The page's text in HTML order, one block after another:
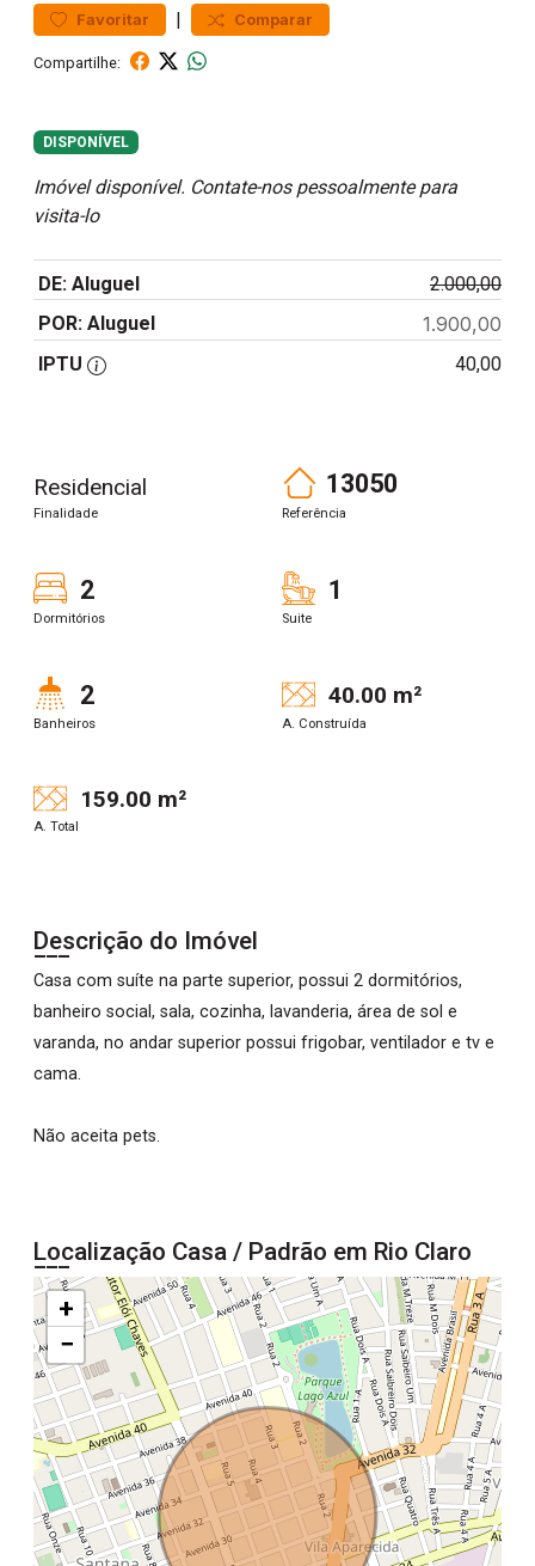
Favoritar | Comparar
Compartilhe:
DISPONÍVEL
Imóvel disponível. Contate-nos pessoalmente para
visita-lo
DE: Aluguel
2.000,00
POR: Aluguel
1.900,00
IPTU 40,00
Residencial
Finalidade
13050
Referência
2
Dormitórios
1
Suite
2
Banheiros
40.00 m²
A. Construída
159.00 m²
A. Total
Descrição do Imóvel
Casa com suíte na parte superior, possui 2 dormitórios,
banheiro social, sala, cozinha, lavanderia, área de sol e
varanda, no andar superior possui frigobar, ventilador e tv e
cama.
Não aceita pets.
Localização Casa / Padrão em Rio Claro
+
−